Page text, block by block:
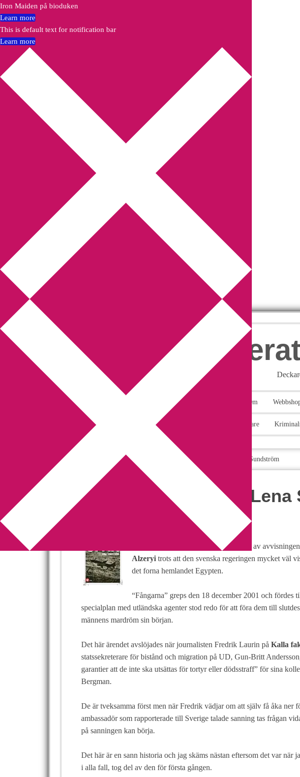
Annikas
Författarfemman Om
Gästinlägg Bokbloggsjerka Deckare
You are here:Home Recension: Spår av Lena Sundström
Recension: Spår av Lena
Leave a Comment
Lena Sundström på djupet av
Alzeryi trots att den svenska regeringen mycket väl
det forna hemlandet Egypten.
“Fångarna” greps den 18 december 2001 och fördes
specialplan med utländska agenter stod redo för att föra dem till
männens mardröm sin början.
Det här ärendet avslöjades när journalisten Fredrik Laurin på Kalla
statssekreterare för bistånd och migration på UD, Gun-Britt
garantier att de inte ska utsättas för tortyr eller dödsstraff” för sina
Bergman.
De är tveksamma först men när Fredrik vädjar om att själv få åka ner
ambassadör som rapporterade till Sverige talade sanning tas frågan
på sanningen kan börja.
Det här är en sann historia och jag skäms nästan eftersom det var när
i alla fall, tog del av den för första gången.
Iron Maiden på bioduken
Learn more
This is default text for notification bar
Learn more